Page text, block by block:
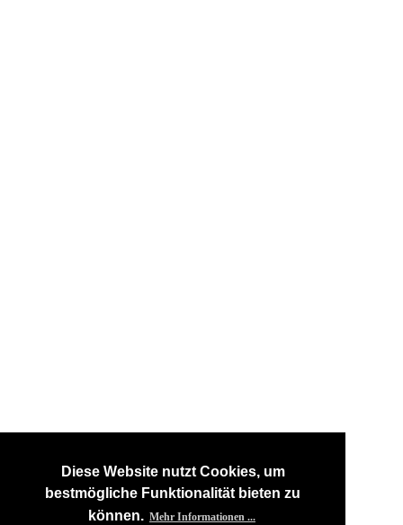
Diese Website nutzt Cookies, um
bestmögliche Funktionalität bieten zu
können. Mehr Informationen ...